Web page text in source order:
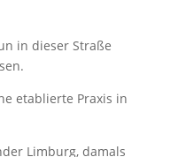
in dieser Straße
etablierte Praxis in
Limburg, damals